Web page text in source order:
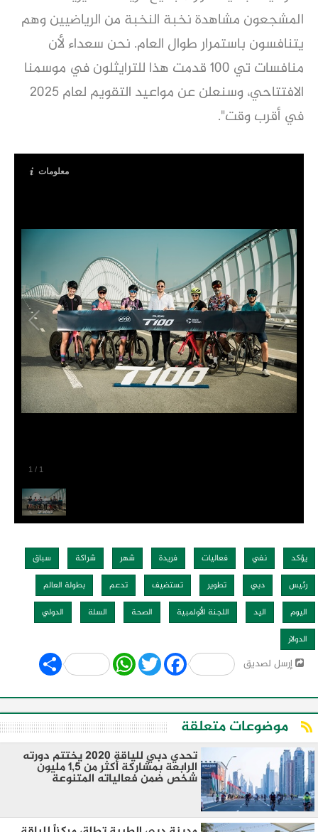
المشجعون مشاهدة نخبة النخبة من الرياضيين وهم
يتنافسون باستمرار طوال العام. نحن سعداء لأن
منافسات تي 100 قدمت هذا للترايثلون في موسمنا
الافتتاحي، وسنعلن عن مواعيد التقويم لعام 2025
في أقرب وقت".
1 / 1
معلومات
يؤكد نفي فعاليات فريدة شهر شراكة
سباق
رئيس
دبي تطوير تستضيف تدعم
بطولة العالم
اليوم
اليد اللجنة الأولمبية الصحة السلة
الدولي
الدولار
إرسل لصديق Share WhatsApp
Twitter Facebook
موضوعات متعلقة
تحدي دبي للياقة 2020 يختتم دورته
الرابعة بمشاركة أكثر من 1,5 مليون
شخص ضمن فعالياته المتنوعة